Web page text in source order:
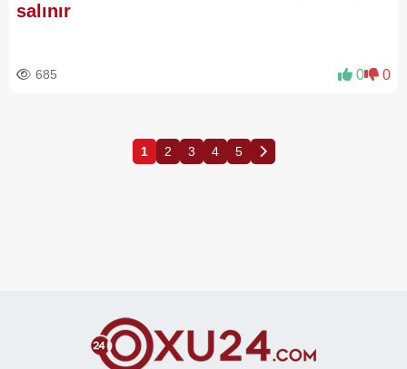
salınır
685 0 0
1 2 3 4 5